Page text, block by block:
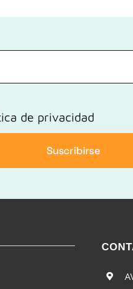
de privacidad
Suscribirse